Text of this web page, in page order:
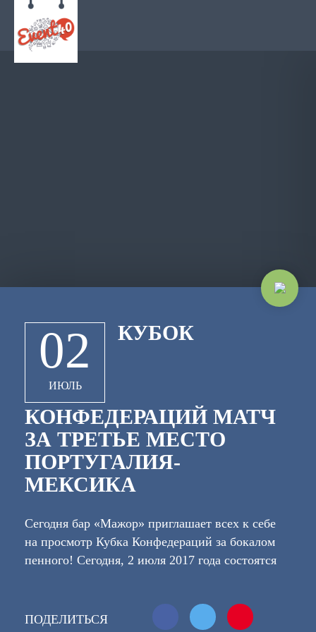
02
ИЮЛЬ
КУБОК
КОНФЕДЕРАЦИЙ МАТЧ
ЗА ТРЕТЬЕ МЕСТО
ПОРТУГАЛИЯ-
МЕКСИКА
Сегодня бар «Мажор» приглашает всех к себе
на просмотр Кубка Конфедераций за бокалом
пенного! Сегодня, 2 июля 2017 года состоятся
первыми ринутся в бой команды Португалии и
ПОДЕЛИТЬСЯ